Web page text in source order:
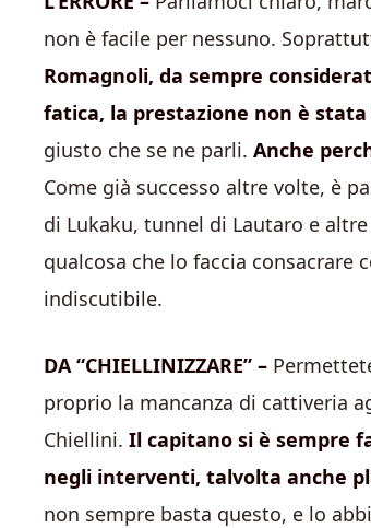
non è facile per nessuno.
Romagnoli, da sempre
fatica, la prestazione non è
giusto che se ne parli. Anche
Come già successo altre volte, è
di Lukaku, tunnel di Lautaro e
qualcosa che lo faccia
indiscutibile.
DA “CHIELLINIZZARE” –
proprio la mancanza di cattiveria
Chiellini. Il capitano si è sempre
negli interventi, talvolta anche
non sempre basta questo, e lo